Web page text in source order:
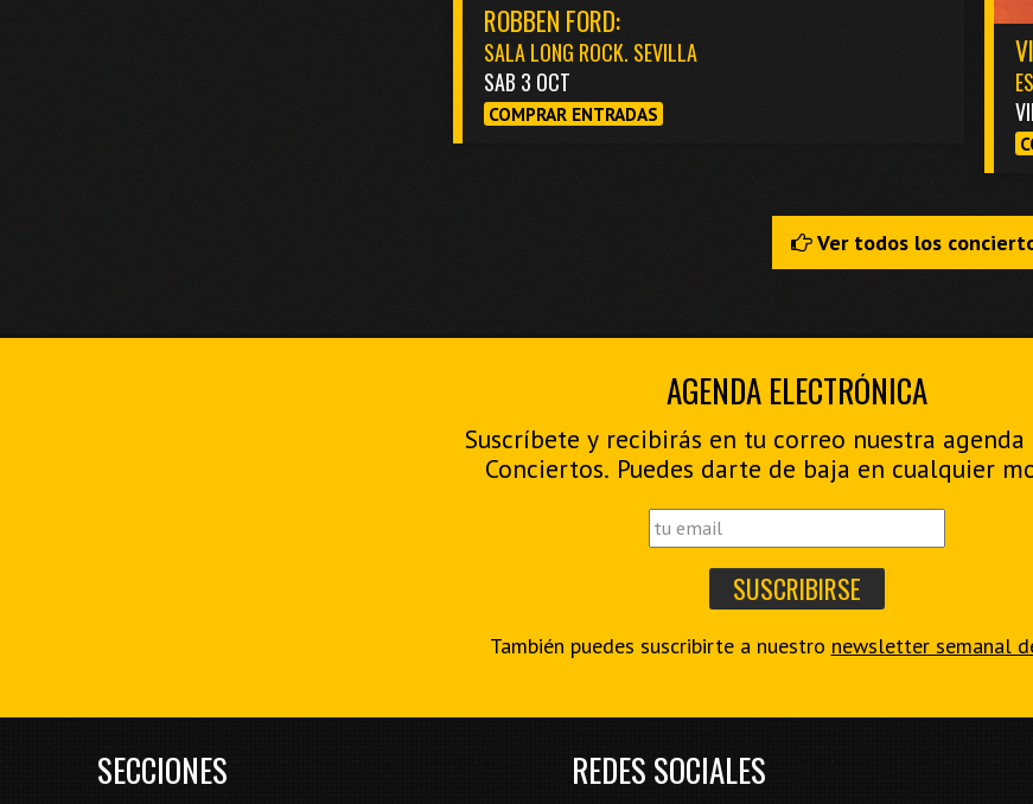
ROBBEN FORD:
SALA LONG ROCK. SEVILLA
SAB 3 OCT
COMPRAR ENTRADAS
Ver todos los
AGENDA ELECTRÓNICA
Suscríbete y recibirás en tu correo nuestra
Conciertos. Puedes darte de baja en cualquier
También puedes suscribirte a nuestro newsletter semanal
SECCIONES REDES SOCIALES